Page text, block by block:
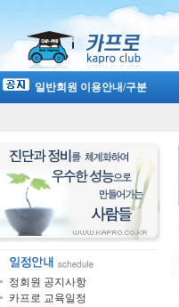
일반회원 이용안내/구분
정회원 공지사항
카프로 교육일정